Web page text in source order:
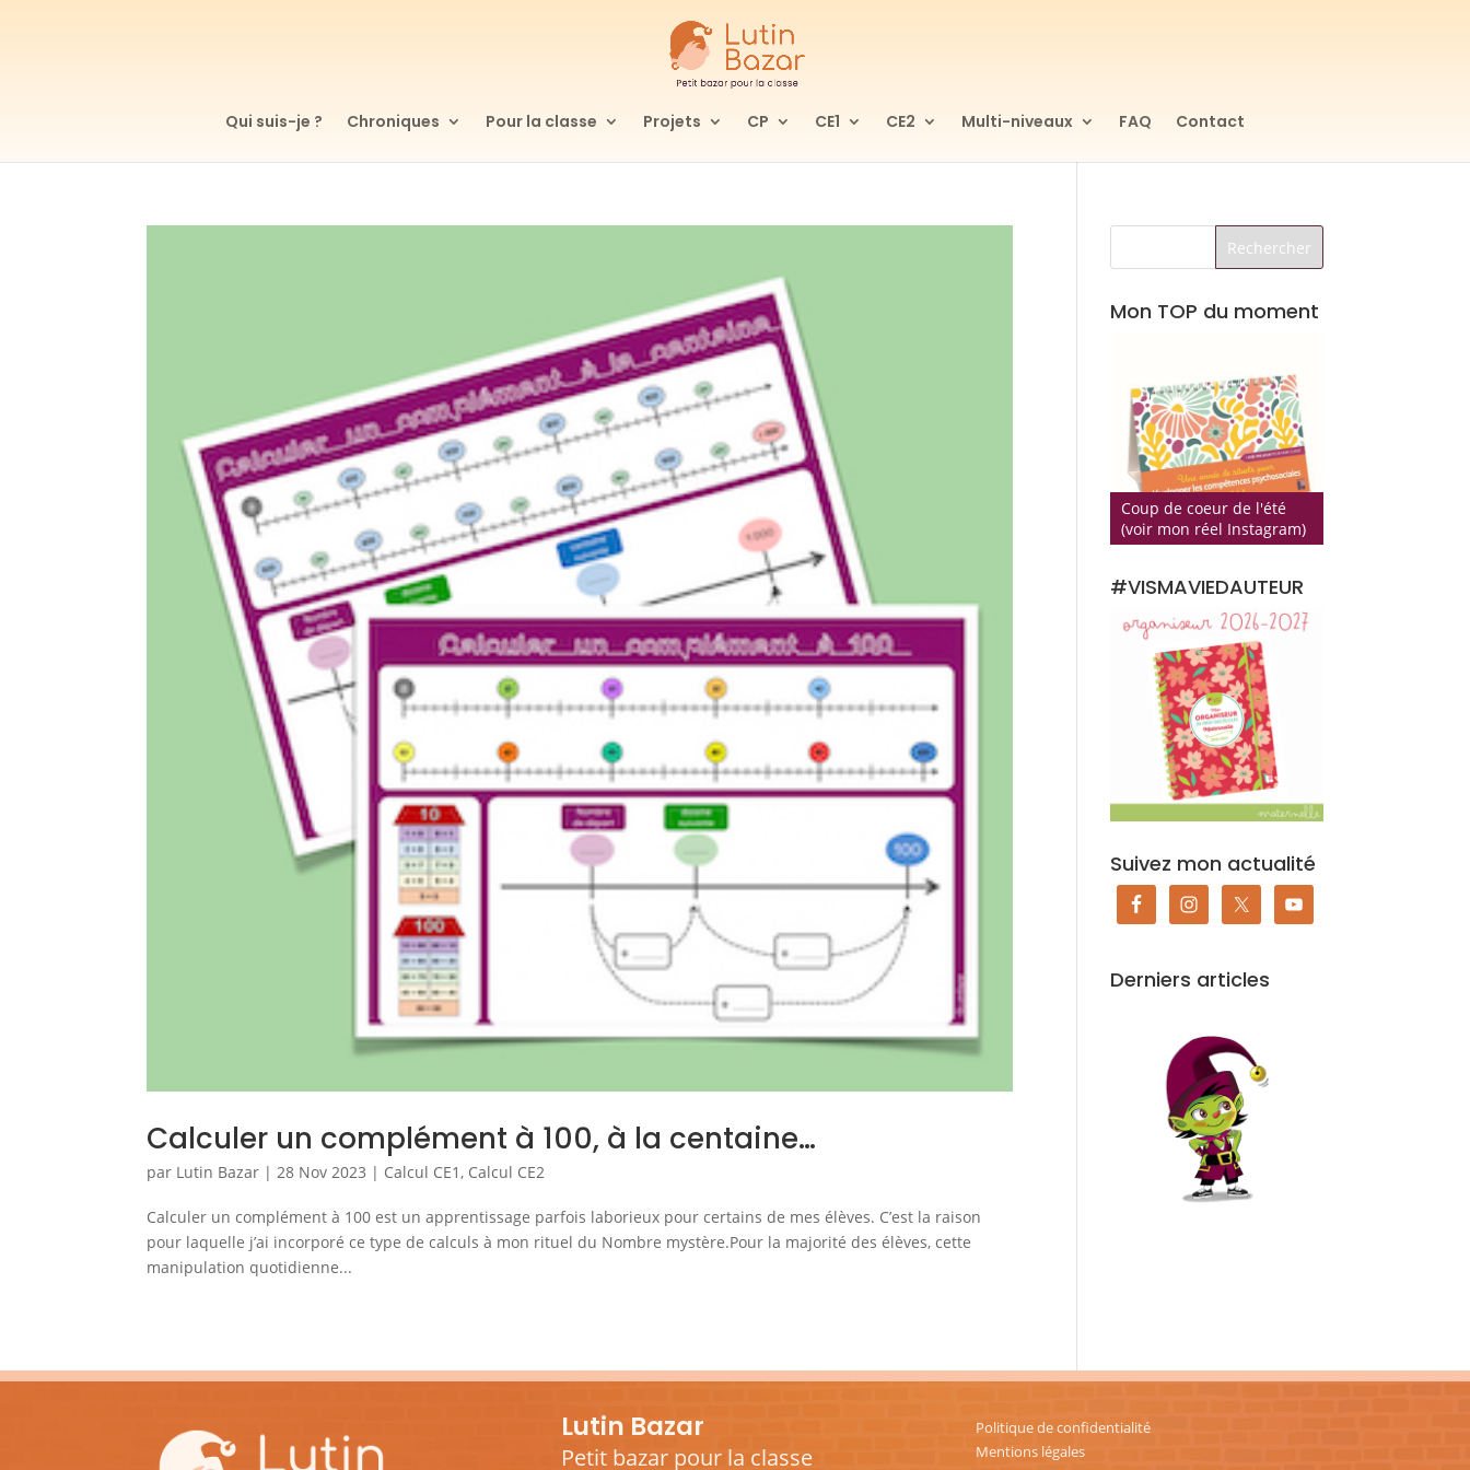
Qui suis-je ? Chroniques Pour la classe Projets CP CE1 CE2 Multi-niveaux FAQ Contact
Calculer un complément à 100, à la centaine…
par Lutin Bazar | 28 Nov 2023 | Calcul CE1 , Calcul CE2
Calculer un complément à 100 est un apprentissage parfois laborieux pour certains de mes élèves. C’est la raison
pour laquelle j’ai incorporé ce type de calculs à mon rituel du Nombre mystère.Pour la majorité des élèves, cette
manipulation quotidienne...
Mon TOP du moment
Coup de coeur de l'été
(voir mon réel Instagram)
#VISMAVIEDAUTEUR
Suivez mon actualité
Derniers articles
Lutin Bazar
Petit bazar pour la classe
Politique de confidentialité
Mentions légales